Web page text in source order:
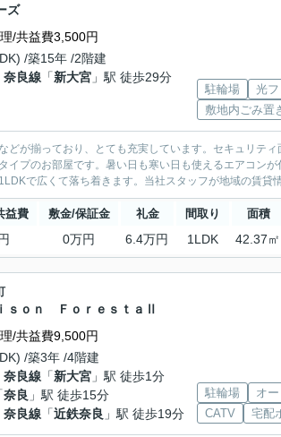
ズ
/共益費3,500円
/築15年 /2階建
奈良線 「新大宮 」駅 徒歩29分
駐輪場 光
敷地内ごみ置
どが揃っており、とても充実しています。セキュリテ
イプのお部屋です。暑い日も寒い日も使えるエアコン
で広くて落ち着きます。当社スタッフが地域の賃貸
益費 敷金/保証金 礼金 間取り 面積
0万円 6.4万円 1LDK 42.37㎡
ｓｏｎ ＦｏｒｅｓｔａⅡ
/共益費9,500円
/築3年 /4階建
奈良線 「新大宮 」駅 徒歩1分
奈良 」駅 徒歩15分
奈良線 「近鉄奈良 」駅 徒歩19分
駐輪場 オ
CATV
宅配